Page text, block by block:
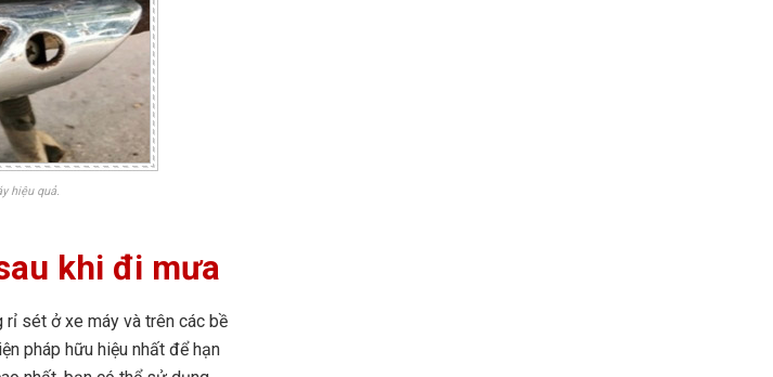
hiệu quả.
khi đi mưa
rỉ sét ở xe máy và trên các bề
pháp hữu hiệu nhất để hạn